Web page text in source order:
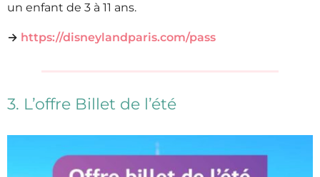
un enfant de 3 à 11 ans.
→ https://disneylandparis.com/pass
3. L’offre Billet de l’été